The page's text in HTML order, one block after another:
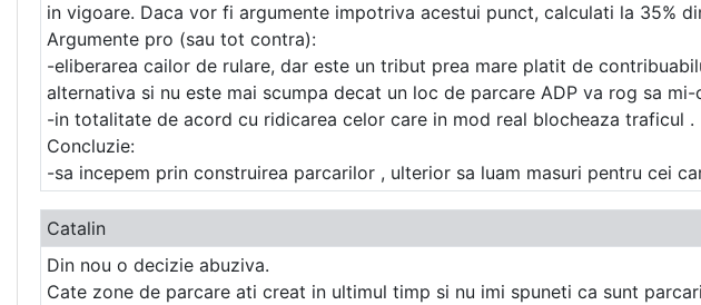
in vigoare. Daca vor fi argumente impotriva acestui punct, calculati la 35%
Argumente pro (sau tot contra):
-eliberarea cailor de rulare, dar este un tribut prea mare platit de
alternativa si nu este mai scumpa decat un loc de parcare ADP va rog sa
-in totalitate de acord cu ridicarea celor care in mod real blocheaza traficul .
Concluzie:
-sa incepem prin construirea parcarilor , ulterior sa luam masuri pentru cei
Catalin
Din nou o decizie abuziva.
Cate zone de parcare ati creat in ultimul timp si nu imi spuneti ca sunt